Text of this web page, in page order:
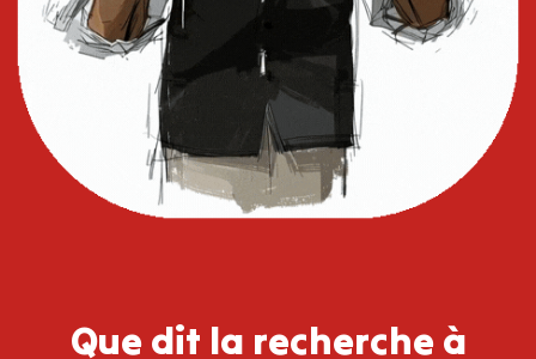
Que dit la recherche à